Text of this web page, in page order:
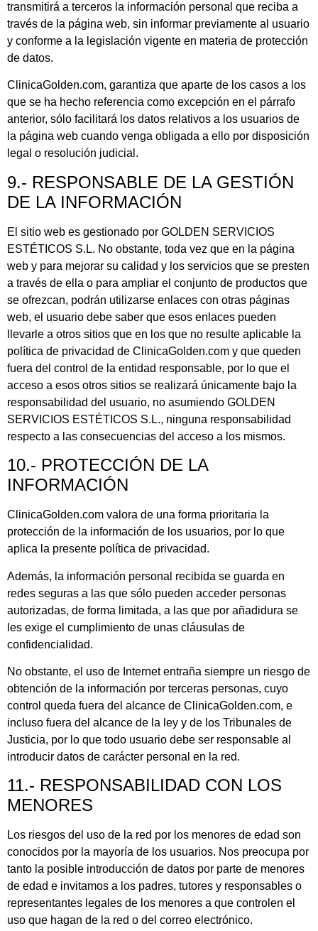
transmitirá a terceros la información personal que reciba a
través de la página web, sin informar previamente al usuario
y conforme a la legislación vigente en materia de protección
de datos.
ClinicaGolden.com, garantiza que aparte de los casos a los
que se ha hecho referencia como excepción en el párrafo
anterior, sólo facilitará los datos relativos a los usuarios de
la página web cuando venga obligada a ello por disposición
legal o resolución judicial.
9.- RESPONSABLE DE LA GESTIÓN
DE LA INFORMACIÓN
El sitio web es gestionado por GOLDEN SERVICIOS
ESTÉTICOS S.L. No obstante, toda vez que en la página
web y para mejorar su calidad y los servicios que se presten
a través de ella o para ampliar el conjunto de productos que
se ofrezcan, podrán utilizarse enlaces con otras páginas
web, el usuario debe saber que esos enlaces pueden
llevarle a otros sitios que en los que no resulte aplicable la
política de privacidad de ClinicaGolden.com y que queden
fuera del control de la entidad responsable, por lo que el
acceso a esos otros sitios se realizará únicamente bajo la
responsabilidad del usuario, no asumiendo GOLDEN
SERVICIOS ESTÉTICOS S.L., ninguna responsabilidad
respecto a las consecuencias del acceso a los mismos.
10.- PROTECCIÓN DE LA
INFORMACIÓN
ClinicaGolden.com valora de una forma prioritaria la
protección de la información de los usuarios, por lo que
aplica la presente política de privacidad.
Además, la información personal recibida se guarda en
redes seguras a las que sólo pueden acceder personas
autorizadas, de forma limitada, a las que por añadidura se
les exige el cumplimiento de unas cláusulas de
confidencialidad.
No obstante, el uso de Internet entraña siempre un riesgo de
obtención de la información por terceras personas, cuyo
control queda fuera del alcance de ClinicaGolden.com, e
incluso fuera del alcance de la ley y de los Tribunales de
Justicia, por lo que todo usuario debe ser responsable al
introducir datos de carácter personal en la red.
11.- RESPONSABILIDAD CON LOS
MENORES
Los riesgos del uso de la red por los menores de edad son
conocidos por la mayoría de los usuarios. Nos preocupa por
tanto la posible introducción de datos por parte de menores
de edad e invitamos a los padres, tutores y responsables o
representantes legales de los menores a que controlen el
uso que hagan de la red o del correo electrónico.